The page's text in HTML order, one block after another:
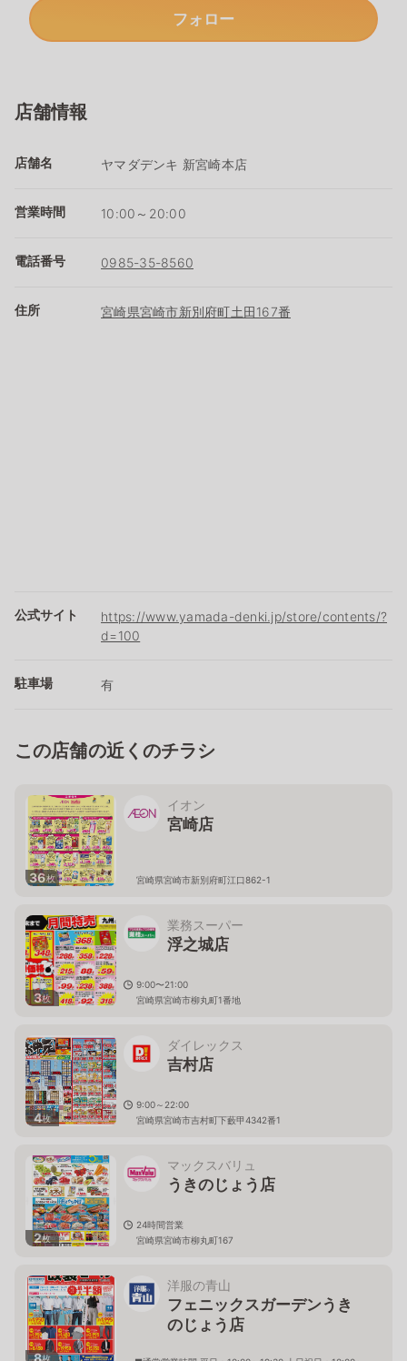
フォロー
店舗情報
店舗名 ヤマダデンキ 新宮崎本店
営業時間 10:00～20:00
電話番号 0985-35-8560
住所 宮崎県宮崎市新別府町土田167番
公式サイト
https://www.yamada-denki.jp/store/contents/?
d=100
駐車場 有
この店舗の近くのチラシ
36枚
イオン
宮崎店
宮崎県宮崎市新別府町江口862-1
3枚
業務スーパー
浮之城店
9:00〜21:00
宮崎県宮崎市柳丸町1番地
4枚
ダイレックス
吉村店
9:00～22:00
宮崎県宮崎市吉村町下藪甲4342番1
2枚
マックスバリュ
うきのじょう店
24時間営業
宮崎県宮崎市柳丸町167
8枚
洋服の青山
フェニックスガーデンうき
のじょう店